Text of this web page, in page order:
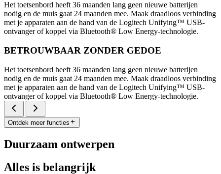
Het toetsenbord heeft 36 maanden lang geen nieuwe batterijen
nodig en de muis gaat 24 maanden mee. Maak draadloos verbinding
met je apparaten aan de hand van de Logitech Unifying™ USB-
ontvanger of koppel via Bluetooth® Low Energy-technologie.
BETROUWBAAR ZONDER GEDOE
Het toetsenbord heeft 36 maanden lang geen nieuwe batterijen
nodig en de muis gaat 24 maanden mee. Maak draadloos verbinding
met je apparaten aan de hand van de Logitech Unifying™ USB-
ontvanger of koppel via Bluetooth® Low Energy-technologie.
Ontdek meer functies
Duurzaam ontwerpen
Alles is belangrijk